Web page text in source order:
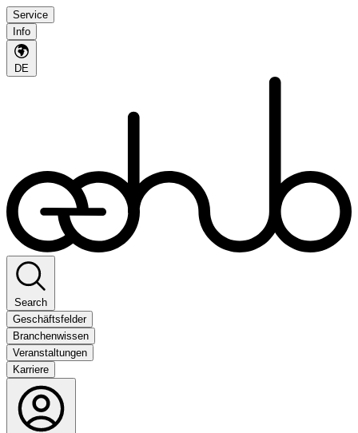
Service
Info
DE
Search
Geschäftsfelder
Branchenwissen
Veranstaltungen
Karriere